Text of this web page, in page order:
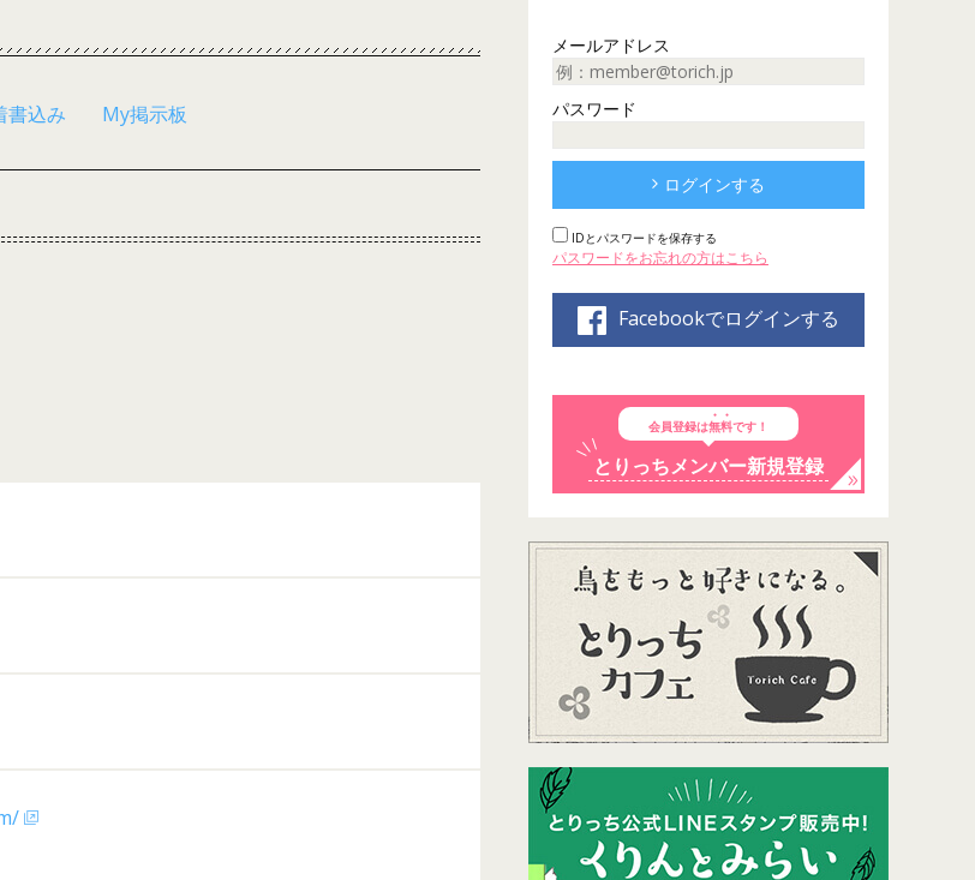
書込み My掲示板
メールアドレス
パスワード
ログインする
IDとパスワードを保存する
パスワードをお忘れの方はこちら
Facebookでログインする
会員登録は無料です！
とりっちメンバー新規登録